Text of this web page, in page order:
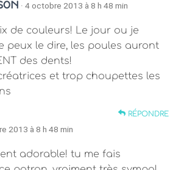
· 4 octobre 2013 à 8 h 48 min
de couleurs! Le jour ou je
peux le dire, les poules auront
des dents!
et trop choupettes les
RÉPONDRE
2013 à 8 h 48 min
adorable! tu me fais